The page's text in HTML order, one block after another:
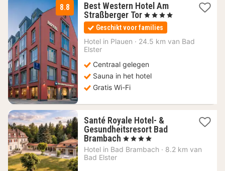
8.8
Best Western Hotel Am
Straßberger Tor 1
nacht
vanaf
104
, 4 Sterren
Geschikt voor families
Hotel in Plauen · 24.5 km van Bad
Elster
Centraal gelegen
Sauna in het hotel
Gratis Wi-Fi
Santé Royale Hotel- &
Gesundheitsresort Bad
Brambach 2
nachten
, 4 Sterren
Hotel in Bad Brambach · 8.2 km van
Bad Elster